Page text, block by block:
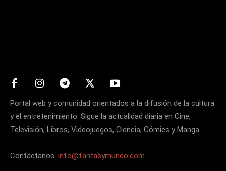
Portal web y comunidad orientados a la difusión de la cultura
y el entretenimiento. Sigue la actualidad diaria en Cine,
Televisión, Libros, Videojuegos, Ciencia, Cómics y Manga.
Contáctanos: info@fantasymundo.com